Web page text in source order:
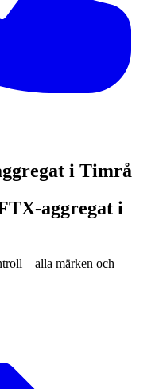
i Timrå
aggregat i
– alla märken och